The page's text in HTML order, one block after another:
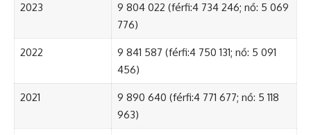
2023
9 804 022 (férfi:4 734 246; nő: 5 069
776)
2022
9 841 587 (férfi:4 750 131; nő: 5 091
456)
2021
9 890 640 (férfi:4 771 677; nő: 5 118
963)